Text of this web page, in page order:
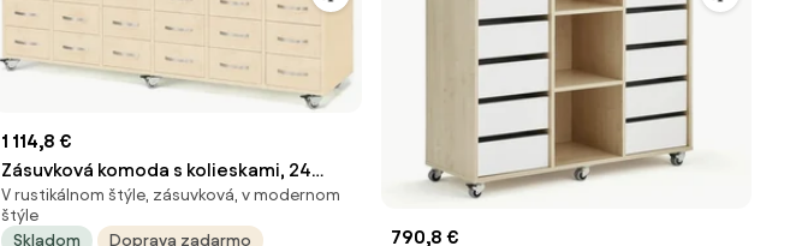
1 114,8 €
Zásuvková komoda s kolieskami, 24
zásuviek, s madlom, breza
V rustikálnom štýle, zásuvková, v modernom
štýle
Skladom
Doprava zadarmo 790,8 €